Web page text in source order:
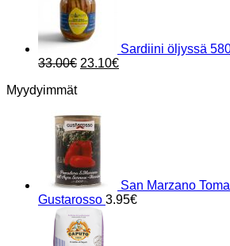
Sardiini öljyssä
33.00€ Alkuperäinen
23.10€Nykyinen
Myydyimmät
San Marzano
Gustarosso 3.95€